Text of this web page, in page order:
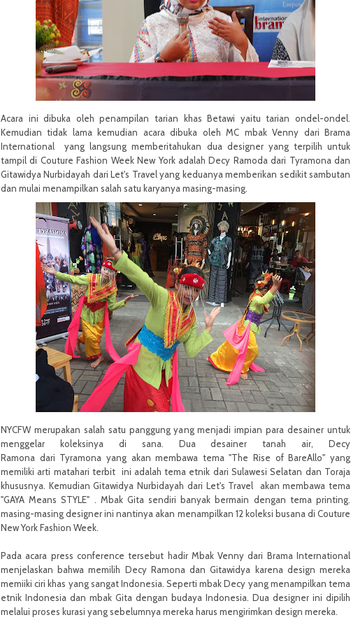
Acara ini dibuka oleh penampilan tarian khas Betawi yaitu tarian ondel-ondel.
Kemudian tidak lama kemudian acara dibuka oleh MC mbak Venny dari Brama
International yang langsung memberitahukan dua designer yang terpilih untuk
tampil di Couture Fashion Week New York adalah Decy Ramoda dari Tyramona dan
Gitawidya Nurbidayah dari Let's Travel yang keduanya memberikan sedikit sambutan
dan mulai menampilkan salah satu karyanya masing-masing.
NYCFW merupakan salah satu panggung yang menjadi impian para desainer untuk
menggelar koleksinya di sana. Dua desainer tanah air, Decy
Ramona dari Tyramona yang akan membawa tema "The Rise of BareAllo" yang
memiliki arti matahari terbit ini adalah tema etnik dari Sulawesi Selatan dan Toraja
khususnya. Kemudian Gitawidya Nurbidayah dari Let's Travel akan membawa tema
"GAYA Means STYLE" . Mbak Gita sendiri banyak bermain dengan tema printing.
masing-masing designer ini nantinya akan menampilkan 12 koleksi busana di Couture
New York Fashion Week.
Pada acara press conference tersebut hadir Mbak Venny dari Brama International
menjelaskan bahwa memilih Decy Ramona dan Gitawidya karena design mereka
memiiki ciri khas yang sangat Indonesia. Seperti mbak Decy yang menampilkan tema
etnik Indonesia dan mbak Gita dengan budaya Indonesia. Dua designer ini dipilih
melalui proses kurasi yang sebelumnya mereka harus mengirimkan design mereka.